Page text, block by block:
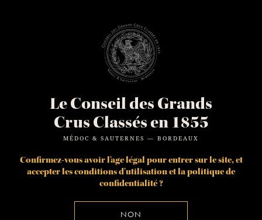
Le Conseil des Grands
Crus Classés en 1855
MÉDOC & SAUTERNES — BORDEAUX
Confirmez-vous avoir l'age légal pour entrer sur le site, et
accepter lesconditions d'utilisationet lapolitique de
confidentialité?
NON
TÉLÉCHARGER